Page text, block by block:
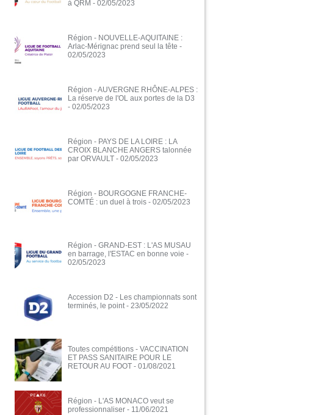
à QRM - 02/05/2023
Région - NOUVELLE-AQUITAINE :
Arlac-Mérignac prend seul la tête -
02/05/2023
Région - AUVERGNE RHÔNE-ALPES :
La réserve de l'OL aux portes de la D3
- 02/05/2023
Région - PAYS DE LA LOIRE : LA
CROIX BLANCHE ANGERS talonnée
par ORVAULT - 02/05/2023
Région - BOURGOGNE FRANCHE-
COMTÉ : un duel à trois - 02/05/2023
Région - GRAND-EST : L'AS MUSAU
en barrage, l'ESTAC en bonne voie -
02/05/2023
Accession D2 - Les championnats sont
terminés, le point - 23/05/2022
Toutes compétitions - VACCINATION
ET PASS SANITAIRE POUR LE
RETOUR AU FOOT - 01/08/2021
Région - L'AS MONACO veut se
professionnaliser - 11/06/2021